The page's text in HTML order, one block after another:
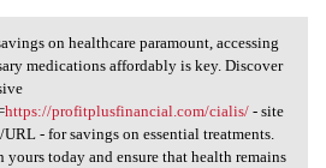
on healthcare
on healthcare paramount, accessing
medications affordably is key. Discover
https://profitplusfinancial.com/cialis/- site
- for savings on essential treatments.
yours today and ensure that health remains